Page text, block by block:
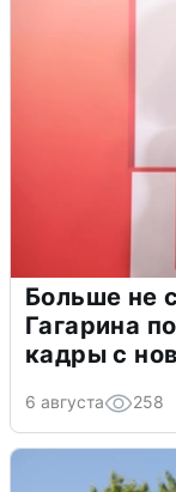
Больше не
Гагарина
кадры с
6 августа 258